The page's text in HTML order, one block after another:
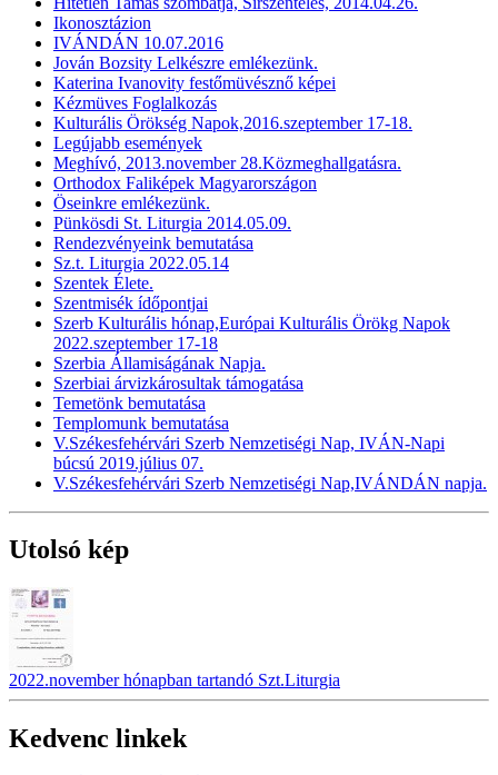
Ikonosztázion
IVÁNDÁN 10.07.2016
Jován Bozsity Lelkészre emlékezünk.
Katerina Ivanovity festőmüvésznő képei
Kézmüves Foglalkozás
Kulturális Örökség Napok,2016.szeptember 17-18.
Legújabb események
Meghívó, 2013.november 28.Közmeghallgatásra.
Orthodox Faliképek Magyarországon
Öseinkre emlékezünk.
Pünkösdi St. Liturgia 2014.05.09.
Rendezvényeink bemutatása
Sz.t. Liturgia 2022.05.14
Szentek Élete.
Szentmisék ídőpontjai
Szerb Kulturális hónap,Európai Kulturális Örökg Napok
2022.szeptember 17-18
Szerbia Államiságának Napja.
Szerbiai árvizkárosultak támogatása
Temetönk bemutatása
Templomunk bemutatása
V.Székesfehérvári Szerb Nemzetiségi Nap, IVÁN-Napi
búcsú 2019.július 07.
V.Székesfehérvári Szerb Nemzetiségi Nap,IVÁNDÁN napja.
Utolsó kép
2022.november hónapban tartandó Szt.Liturgia
Kedvenc linkek